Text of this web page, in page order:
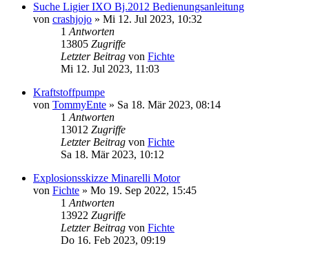
Suche Ligier IXO Bj.2012 Bedienungsanleitung
von crashjojo » Mi 12. Jul 2023, 10:32
1Antworten
13805 Zugriffe
Letzter Beitrag von Fichte
Mi 12. Jul 2023, 11:03
Kraftstoffpumpe
von TommyEnte » Sa 18. Mär 2023, 08:14
1Antworten
13012 Zugriffe
Letzter Beitrag von Fichte
Sa 18. Mär 2023, 10:12
Explosionsskizze Minarelli Motor
von Fichte » Mo 19. Sep 2022, 15:45
1Antworten
13922 Zugriffe
Letzter Beitrag von Fichte
Do 16. Feb 2023, 09:19